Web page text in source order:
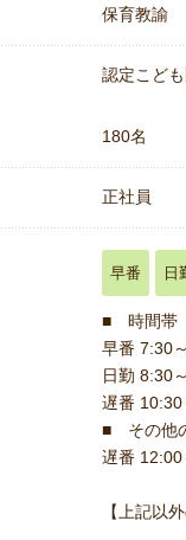
保育教諭
認定こども
180名
正社員
早番 日
■ 時間帯
早番 7:30
日勤 8:30
遅番
■ その他
遅番
【上記以